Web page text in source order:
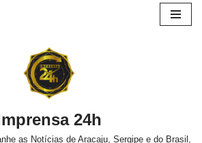
24h
as Notícias de Aracaju, Sergipe e do Brasil,